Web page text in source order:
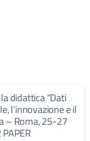
didattica “Dati
l’innovazione e il
– Roma, 25-27